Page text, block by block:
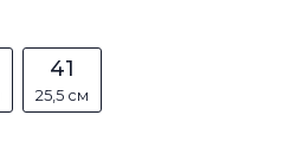
41
25,5 см